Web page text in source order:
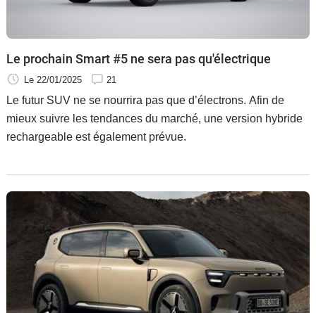
Le prochain Smart #5 ne sera pas qu'électrique
Le 22/01/2025 21
Le futur SUV ne se nourrira pas que d’électrons. Afin de
mieux suivre les tendances du marché, une version hybride
rechargeable est également prévue.